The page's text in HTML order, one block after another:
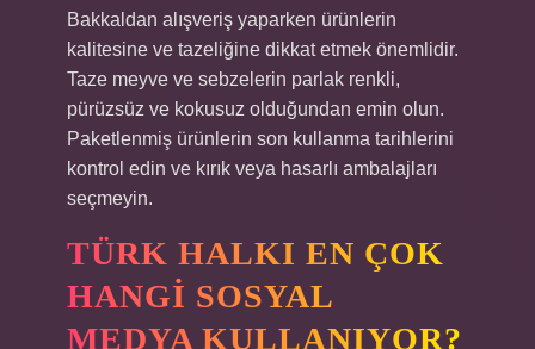
Bakkaldan alışveriş yaparken ürünlerin
kalitesine ve tazeliğine dikkat etmek önemlidir.
Taze meyve ve sebzelerin parlak renkli,
pürüzsüz ve kokusuz olduğundan emin olun.
Paketlenmiş ürünlerin son kullanma tarihlerini
kontrol edin ve kırık veya hasarlı ambalajları
seçmeyin.
TÜRK HALKI EN ÇOK
HANGI SOSYAL
MEDYA KULLANIYOR?